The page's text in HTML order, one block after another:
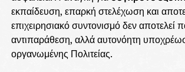
εκπαίδευση, επαρκή στελέχωση και
επιχειρησιακό συντονισμό δεν αποτελεί
αντιπαράθεση, αλλά αυτονόητη
οργανωμένης Πολιτείας.